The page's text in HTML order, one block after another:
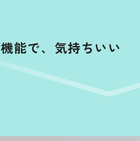
能で、気持ちいい